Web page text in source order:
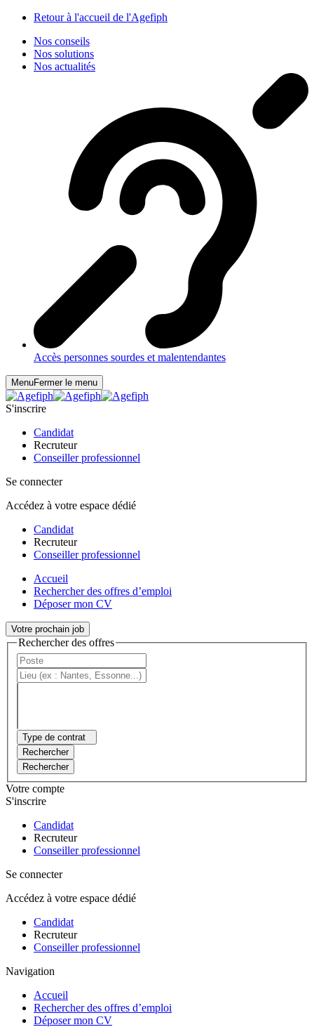
Retour à l'accueil de l'Agefiph
Nos conseils
Nos solutions
Nos actualités
Accès personnes sourdes et malentendantes
MenuFermer le menu
S'inscrire
Candidat
Recruteur
Conseiller professionnel
Se connecter
Accédez à votre espace dédié
Candidat
Recruteur
Conseiller professionnel
Accueil
Rechercher des offres d’emploi
Déposer mon CV
Votre prochain job
Rechercher des offres
Type de contrat
Rechercher
Rechercher
Votre compte
S'inscrire
Candidat
Recruteur
Conseiller professionnel
Se connecter
Accédez à votre espace dédié
Candidat
Recruteur
Conseiller professionnel
Navigation
Accueil
Rechercher des offres d’emploi
Déposer mon CV